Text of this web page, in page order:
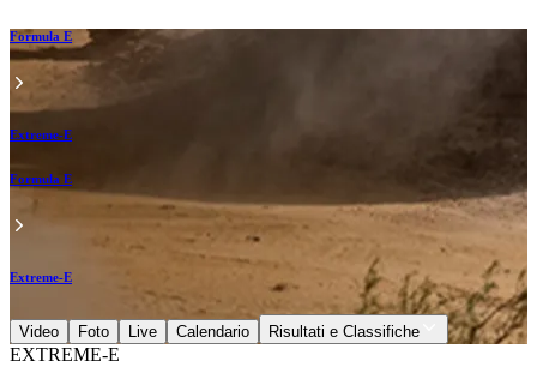
Formula E
Extreme-E
Formula E
Extreme-E
Video Foto Live Calendario Risultati e Classifiche
EXTREME-E